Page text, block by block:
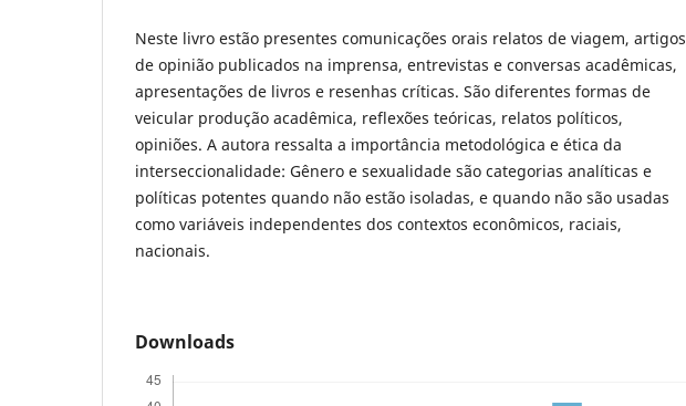
Neste livro estão presentes comunicações orais relatos de viagem, artigos
de opinião publicados na imprensa, entrevistas e conversas acadêmicas,
apresentações de livros e resenhas críticas. São diferentes formas de
veicular produção acadêmica, reflexões teóricas, relatos políticos,
opiniões. A autora ressalta a importância metodológica e ética da
interseccionalidade: Gênero e sexualidade são categorias analíticas e
políticas potentes quando não estão isoladas, e quando não são usadas
como variáveis independentes dos contextos econômicos, raciais,
nacionais.
Downloads